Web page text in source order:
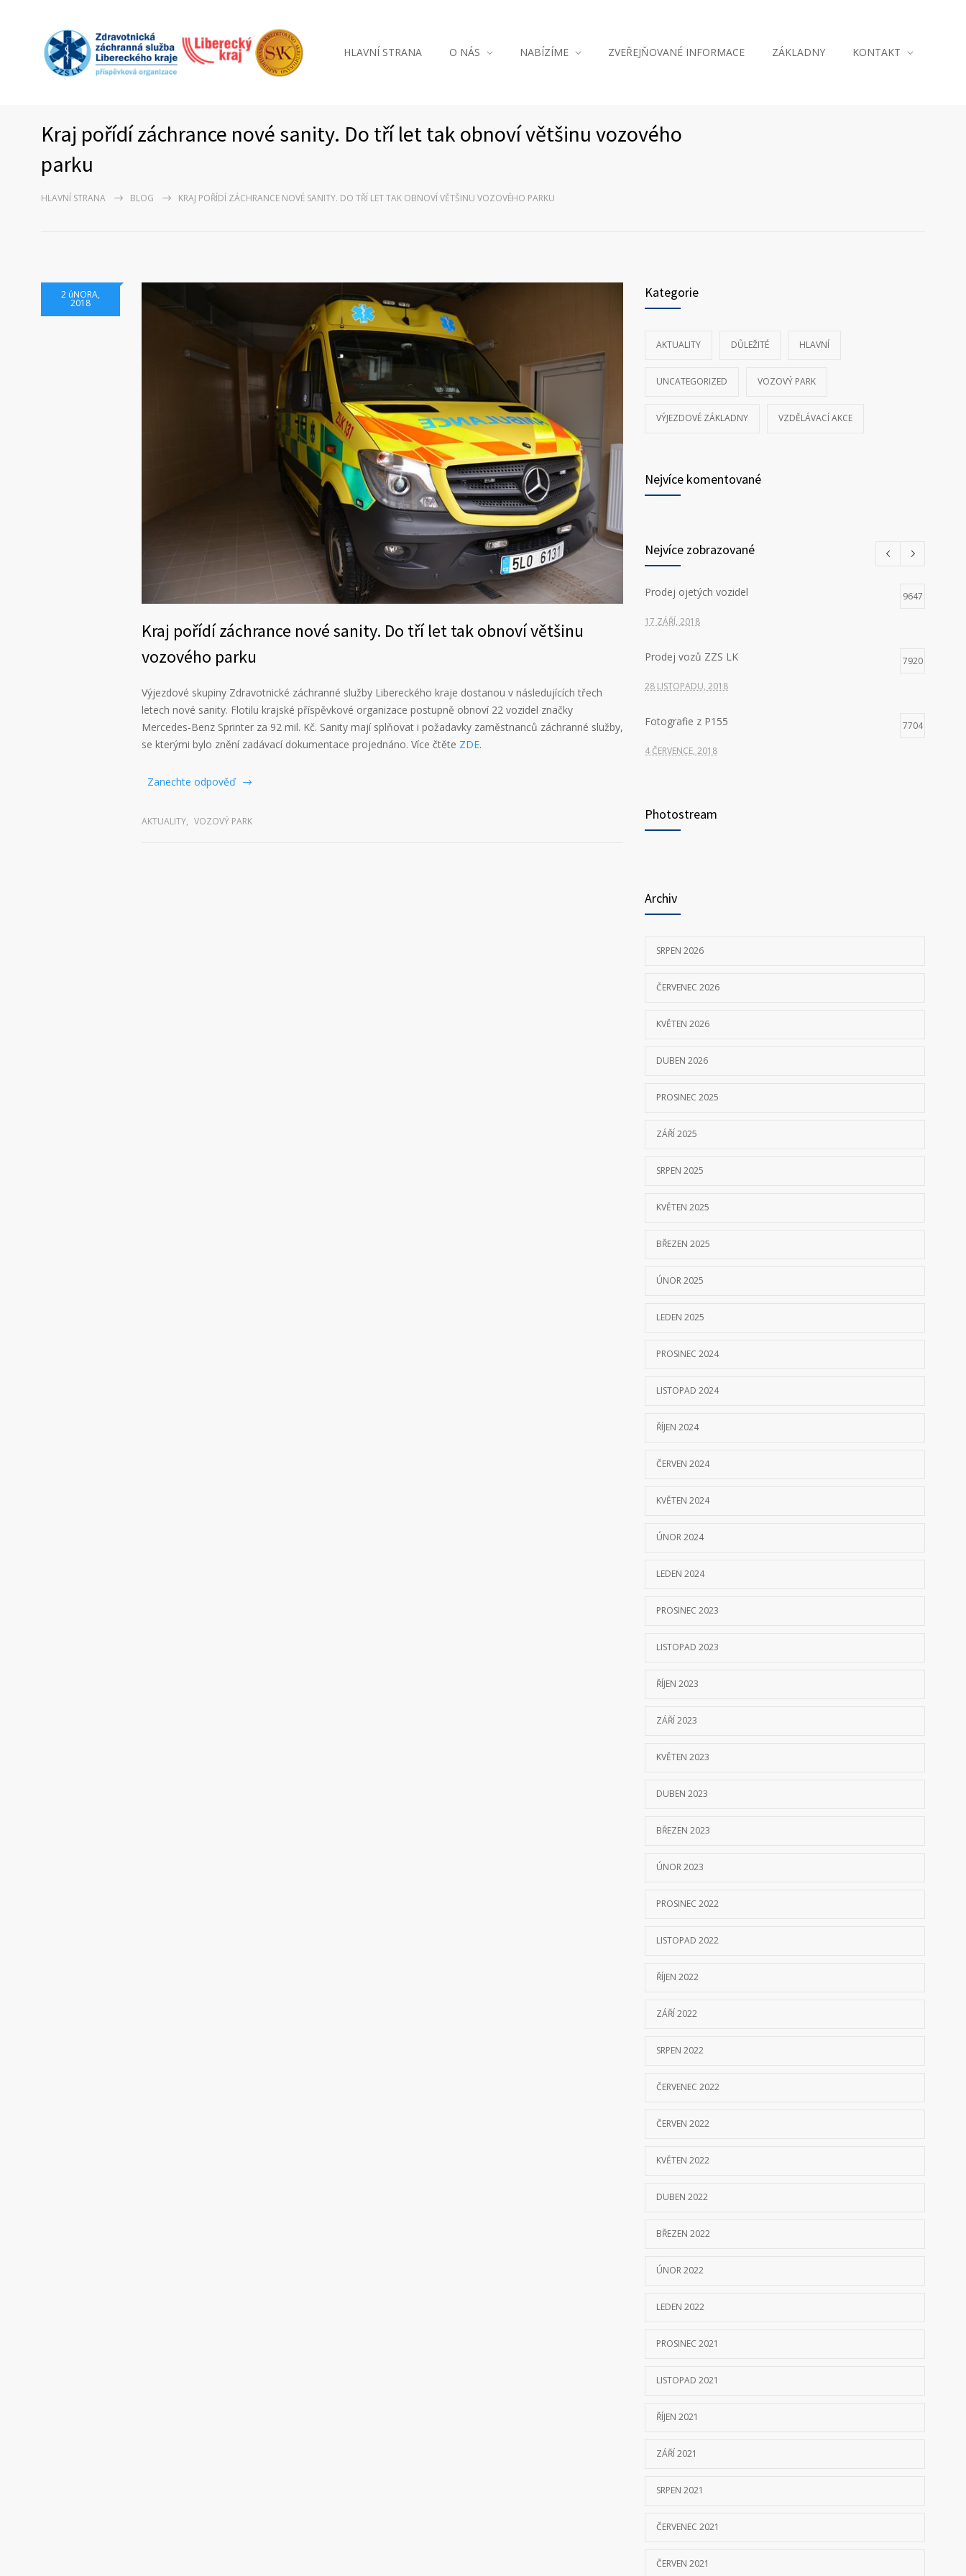
HLAVNÍ STRANA O NÁS NABÍZÍME ZVEŘEJŇOVANÉ INFORMACE ZÁKLADNY KONTAKT
Kraj pořídí záchrance nové sanity. Do tří let tak obnoví většinu vozového
parku
HLAVNÍ STRANA BLOG KRAJ POŘÍDÍ ZÁCHRANCE NOVÉ SANITY. DO TŘÍ LET TAK OBNOVÍ VĚTŠINU VOZOVÉHO PARKU
2 úNORA,
2018
Kraj pořídí záchrance nové sanity. Do tří let tak obnoví většinu
vozového parku
Výjezdové skupiny Zdravotnické záchranné služby Libereckého kraje dostanou v následujících třech
letech nové sanity. Flotilu krajské příspěvkové organizace postupně obnoví 22 vozidel značky
Mercedes-Benz Sprinter za 92 mil. Kč. Sanity mají splňovat i požadavky zaměstnanců záchranné služby,
se kterými bylo znění zadávací dokumentace projednáno. Více čtěte ZDE.
Zanechte odpověď
AKTUALITY, VOZOVÝ PARK
Kategorie
AKTUALITY DŮLEŽITÉ HLAVNÍ
UNCATEGORIZED VOZOVÝ PARK
VÝJEZDOVÉ ZÁKLADNY VZDĚLÁVACÍ AKCE
Nejvíce komentované
Nejvíce zobrazované
Prodej ojetých vozidel 9647
17 ZÁŘÍ, 2018
Prodej vozů ZZS LK 7920
28 LISTOPADU, 2018
Fotografie z P155 7704
4 ČERVENCE, 2018
Photostream
Archiv
SRPEN 2026
ČERVENEC 2026
KVĚTEN 2026
DUBEN 2026
PROSINEC 2025
ZÁŘÍ 2025
SRPEN 2025
KVĚTEN 2025
BŘEZEN 2025
ÚNOR 2025
LEDEN 2025
PROSINEC 2024
LISTOPAD 2024
ŘÍJEN 2024
ČERVEN 2024
KVĚTEN 2024
ÚNOR 2024
LEDEN 2024
PROSINEC 2023
LISTOPAD 2023
ŘÍJEN 2023
ZÁŘÍ 2023
KVĚTEN 2023
DUBEN 2023
BŘEZEN 2023
ÚNOR 2023
PROSINEC 2022
LISTOPAD 2022
ŘÍJEN 2022
ZÁŘÍ 2022
SRPEN 2022
ČERVENEC 2022
ČERVEN 2022
KVĚTEN 2022
DUBEN 2022
BŘEZEN 2022
ÚNOR 2022
LEDEN 2022
PROSINEC 2021
LISTOPAD 2021
ŘÍJEN 2021
ZÁŘÍ 2021
SRPEN 2021
ČERVENEC 2021
ČERVEN 2021